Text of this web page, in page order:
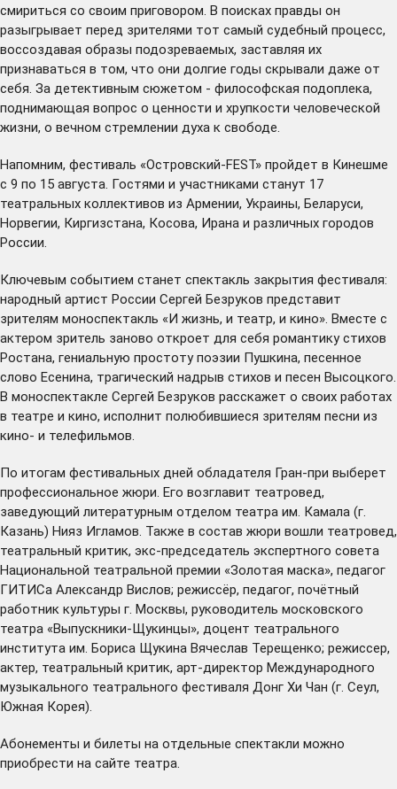
смириться со своим приговором. В поисках правды он
разыгрывает перед зрителями тот самый судебный процесс,
воссоздавая образы подозреваемых, заставляя их
признаваться в том, что они долгие годы скрывали даже от
себя. За детективным сюжетом - философская подоплека,
поднимающая вопрос о ценности и хрупкости человеческой
жизни, о вечном стремлении духа к свободе.
Напомним, фестиваль «Островский-FEST» пройдет в Кинешме
с 9 по 15 августа. Гостями и участниками станут 17
театральных коллективов из Армении, Украины, Беларуси,
Норвегии, Киргизстана, Косова, Ирана и различных городов
России.
Ключевым событием станет спектакль закрытия фестиваля:
народный артист России Сергей Безруков представит
зрителям моноспектакль «И жизнь, и театр, и кино». Вместе с
актером зритель заново откроет для себя романтику стихов
Ростана, гениальную простоту поэзии Пушкина, песенное
слово Есенина, трагический надрыв стихов и песен Высоцкого.
В моноспектакле Сергей Безруков расскажет о своих работах
в театре и кино, исполнит полюбившиеся зрителям песни из
кино- и телефильмов.
По итогам фестивальных дней обладателя Гран-при выберет
профессиональное жюри. Его возглавит театровед,
заведующий литературным отделом театра им. Камала (г.
Казань) Нияз Игламов. Также в состав жюри вошли театровед,
театральный критик, экс-председатель экспертного совета
Национальной театральной премии «Золотая маска», педагог
ГИТИСа Александр Вислов; режиссёр, педагог, почётный
работник культуры г. Москвы, руководитель московского
театра «Выпускники-Щукинцы», доцент театрального
института им. Бориса Щукина Вячеслав Терещенко; режиссер,
актер, театральный критик, арт-директор Международного
музыкального театрального фестиваля Донг Хи Чан (г. Сеул,
Южная Корея).
Абонементы и билеты на отдельные спектакли можно
приобрести на сайте театра.